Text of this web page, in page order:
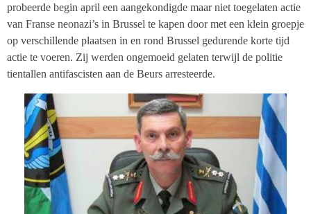
probeerde begin april een aangekondigde maar niet toegelaten actie
van Franse neonazi’s in Brussel te kapen door met een klein groepje
op verschillende plaatsen in en rond Brussel gedurende korte tijd
actie te voeren. Zij werden ongemoeid gelaten terwijl de politie
tientallen antifascisten aan de Beurs arresteerde.